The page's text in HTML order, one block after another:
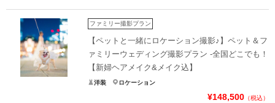
幻想的な東京駅・丸の内の写真ならチームUKにお任せ!! 後悔しない東京駅ウェ
ディングフォトならこのプランで決まり！！
前撮りや後撮りと一緒にファミリーフォトも撮影してしまうお得なプラン♩
挙式をされない方など家族との素敵な瞬間を残したい方ぜひ！！
⚫️撮影 1.5時間 データ100カット
⚫️美容&ヘアメイク、ドレス着付
ファミリー撮影プラン
【ペットと一緒にロケーション撮影♪】ペット＆フ
ァミリーウェディング撮影プラン -全国どこでも！
【新婦ヘアメイク&メイク込】
洋装 ロケーション
¥148,500 （税込）